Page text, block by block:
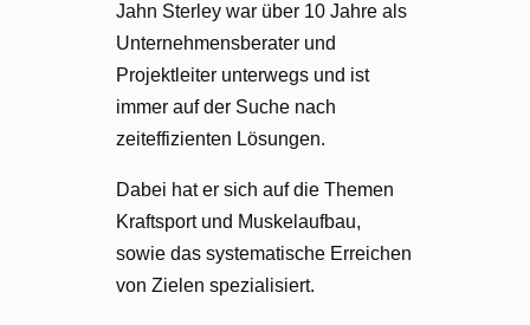
Jahn Sterley war über 10 Jahre als
Unternehmensberater und
Projektleiter unterwegs und ist
immer auf der Suche nach
zeiteffizienten Lösungen.
Dabei hat er sich auf die Themen
Kraftsport und Muskelaufbau,
sowie das systematische Erreichen
von Zielen spezialisiert.